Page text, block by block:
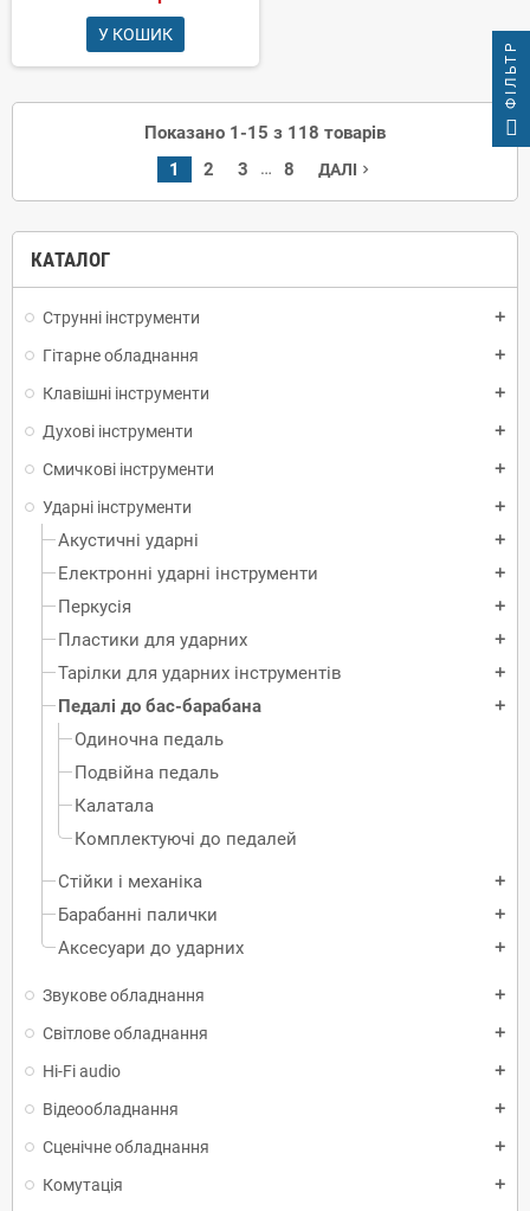
КАТАЛОГ
Струнні інструменти add
Гітарне обладнання add
Клавішні інструменти add
Духові інструменти add
Смичкові інструменти add
Ударні інструменти add
Акустичні ударні add
Електронні ударні інструменти add
Перкусія add
Пластики для ударних add
Тарілки для ударних інструментів add
Педалі до бас-барабана add
Одиночна педаль
Подвійна педаль
Калатала
Комплектуючі до педалей
Стійки і механіка
add
Барабанні палички add
Аксесуари до ударних add
Звукове обладнання add
Світлове обладнання add
Hi-Fi audio add
Відеообладнання add
Сценічне обладнання add
Комутація add
У КОШИК
Показано 1-15 з 118 товарів
1
2 3 … 8 ДАЛІ navigate_next
ФІЛЬТР